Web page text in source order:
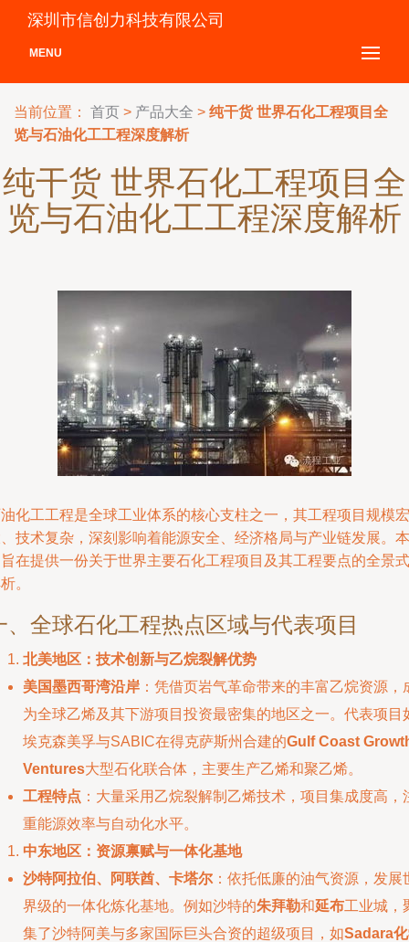
深圳市信创力科技有限公司
MENU
当前位置： 首页 > 产品大全 > 纯干货 世界石化工程项目全
览与石油化工工程深度解析
纯干货 世界石化工程项目全
览与石油化工工程深度解析
化工工程是全球工业体系的核心支柱之一，其工程项目规模宏
技术复杂，深刻影响着能源安全、经济格局与产业链发展。本
在提供一份关于世界主要石化工程项目及其工程要点的全景式
。
、全球石化工程热点区域与代表项目
北美地区：技术创新与乙烷裂解优势
美国墨西哥湾沿岸 ：凭借页岩气革命带来的丰富乙烷资源，
为全球乙烯及其下游项目投资最密集的地区之一。代表项目
埃克森美孚与SABIC在得克萨斯州合建的Gulf Coast
Ventures大型石化联合体，主要生产乙烯和聚乙烯。
工程特点 ：大量采用乙烷裂解制乙烯技术，项目集成度高，
重能源效率与自动化水平。
中东地区：资源禀赋与一体化基地
沙特阿拉伯、阿联酋、卡塔尔 ：依托低廉的油气资源，发展
界级的一体化炼化基地。例如沙特的朱拜勒和延布工业城，
集了沙特阿美与多家国际巨头合资的超级项目，如Sadara